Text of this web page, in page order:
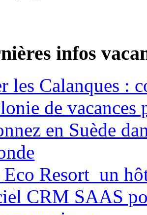
infos
les Calanques :
de vacances
en Suède
Eco Resort un
CRM SAAS